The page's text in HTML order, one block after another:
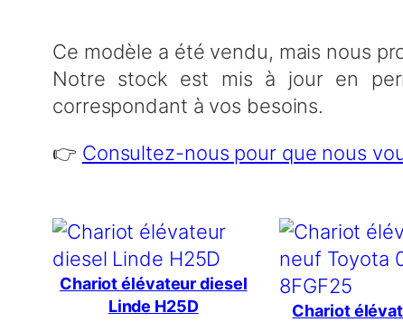
Ce modèle a été vendu, mais nous
Notre stock est mis à jour en
correspondant à vos besoins.
👉 Consultez-nous pour que nous
Chariot élévateur diesel
Linde H25D
Chariot